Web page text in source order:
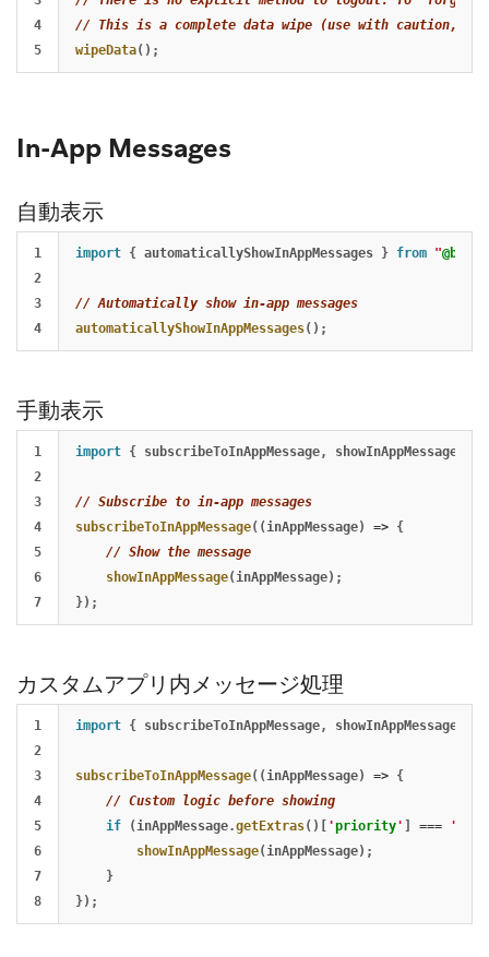
4
// This is a complete data wipe (use with caution,
wipeData();
In-App Messages
自動表示
1
2
3
import { automaticallyShowInAppMessages } from "
// Automatically show in-app messages
automaticallyShowInAppMessages();
手動表示
1
2
3
4
5
6
import { subscribeToInAppMessage, showInAppMessage
// Subscribe to in-app messages
subscribeToInAppMessage((inAppMessage) => {
// Show the message
showInAppMessage(inAppMessage);
});
カスタムアプリ内メッセージ処理
1
2
3
4
5
6
7
import { subscribeToInAppMessage, showInAppMessage
subscribeToInAppMessage((inAppMessage) => {
// Custom logic before showing
if
(inAppMessage.getExtras()[ 'priority' ] === '
showInAppMessage(inAppMessage);
}
});